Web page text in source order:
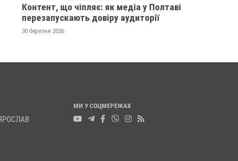
Контент, що чіпляє: як медіа у Полтаві
перезапускають довіру аудиторії
30 березня 2026
МИ У СОЦМЕРЕЖАХ